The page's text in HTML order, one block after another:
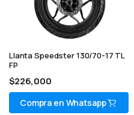
Llanta Speedster 130/70-17 TL
FP
$226,000
Compra en Whatsapp